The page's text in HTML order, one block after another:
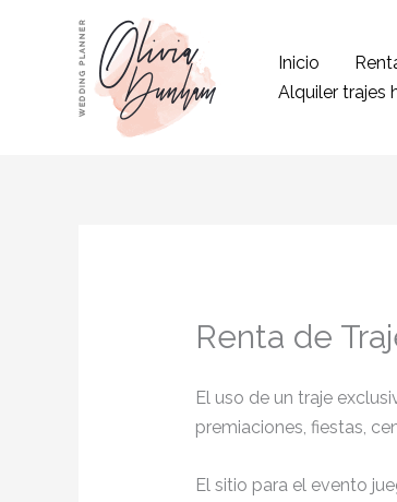
contenido
Inicio
Alquiler trajes
Renta de
El uso de un traje
premiaciones, fiestas,
El sitio para el evento